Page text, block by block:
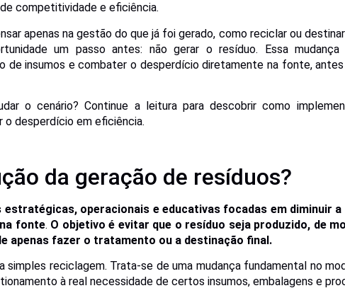
competitividade e eficiência.
apenas na gestão do que já foi gerado, como reciclar ou
um passo antes: não gerar o resíduo. Essa mudança
de insumos e combater o desperdício diretamente na fonte,
o cenário? Continue a leitura para descobrir como
desperdício em eficiência.
da geração de resíduos?
estratégicas, operacionais e educativas focadas em diminuir a
fonte. O objetivo é evitar que o resíduo seja produzido, de
apenas fazer o tratamento ou a destinação final.
simples reciclagem. Trata-se de uma mudança fundamental no
à real necessidade de certos insumos, embalagens e